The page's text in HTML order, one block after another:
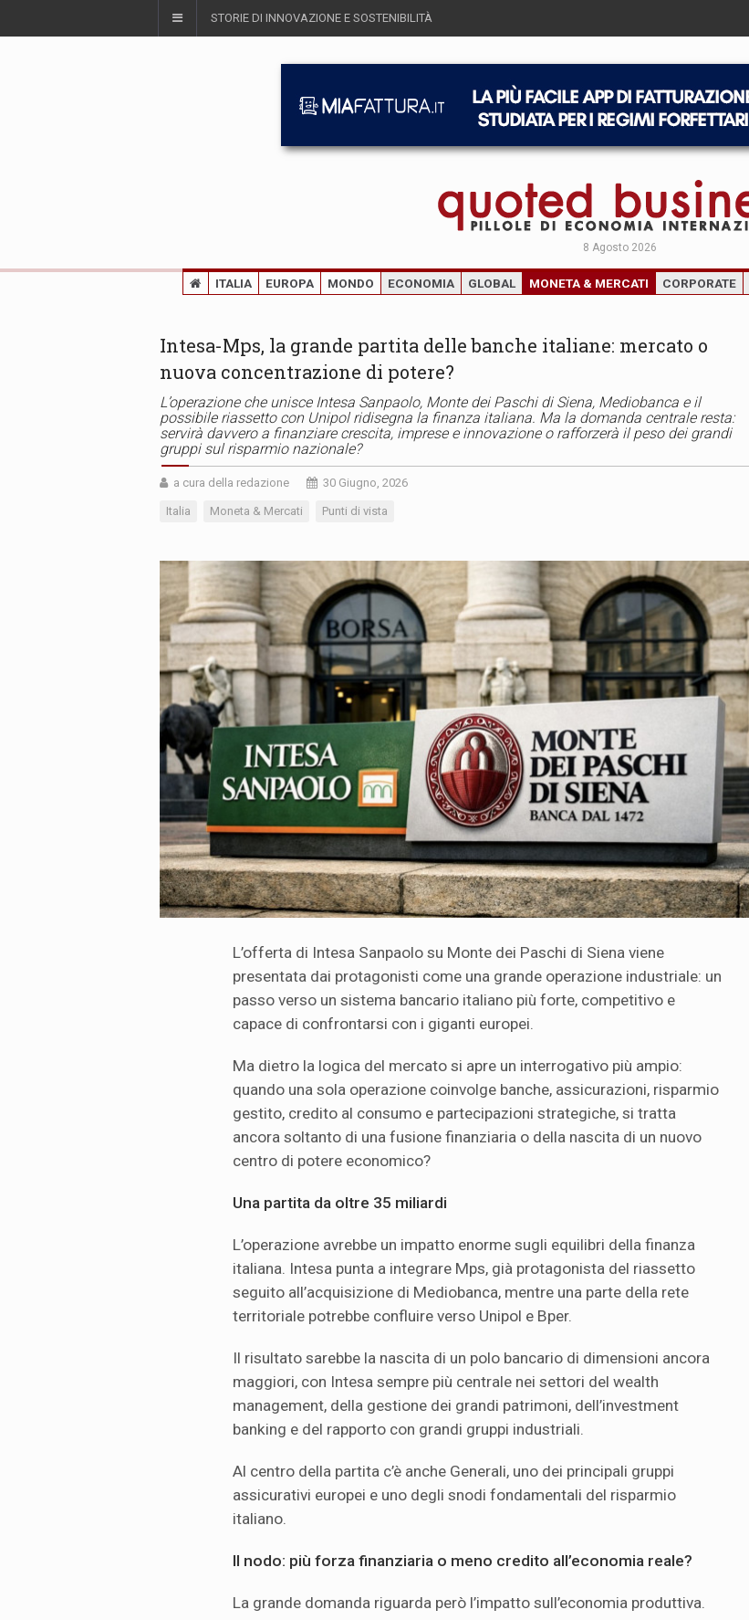
STORIE DI INNOVAZIONE E SOSTENIBILITÀ
8 Agosto 2026
ITALIA EUROPA MONDO ECONOMIA GLOBAL MONETA & MERCATI CORPORATE
Intesa-Mps, la grande partita delle banche italiane: mercato o
nuova concentrazione di potere?
L’operazione che unisce Intesa Sanpaolo, Monte dei Paschi di Siena, Mediobanca e il
possibile riassetto con Unipol ridisegna la finanza italiana. Ma la domanda centrale resta:
servirà davvero a finanziare crescita, imprese e innovazione o rafforzerà il peso dei grandi
gruppi sul risparmio nazionale?
a cura della redazione 30 Giugno, 2026
Italia Moneta & Mercati Punti di vista
L’offerta di Intesa Sanpaolo su Monte dei Paschi di Siena viene
presentata dai protagonisti come una grande operazione industriale: un
passo verso un sistema bancario italiano più forte, competitivo e
capace di confrontarsi con i giganti europei.
Ma dietro la logica del mercato si apre un interrogativo più ampio:
quando una sola operazione coinvolge banche, assicurazioni, risparmio
gestito, credito al consumo e partecipazioni strategiche, si tratta
ancora soltanto di una fusione finanziaria o della nascita di un nuovo
centro di potere economico?
Una partita da oltre 35 miliardi
L’operazione avrebbe un impatto enorme sugli equilibri della finanza
italiana. Intesa punta a integrare Mps, già protagonista del riassetto
seguito all’acquisizione di Mediobanca, mentre una parte della rete
territoriale potrebbe confluire verso Unipol e Bper.
Il risultato sarebbe la nascita di un polo bancario di dimensioni ancora
maggiori, con Intesa sempre più centrale nei settori del wealth
management, della gestione dei grandi patrimoni, dell’investment
banking e del rapporto con grandi gruppi industriali.
Al centro della partita c’è anche Generali, uno dei principali gruppi
assicurativi europei e uno degli snodi fondamentali del risparmio
italiano.
Il nodo: più forza finanziaria o meno credito all’economia reale?
La grande domanda riguarda però l’impatto sull’economia produttiva.